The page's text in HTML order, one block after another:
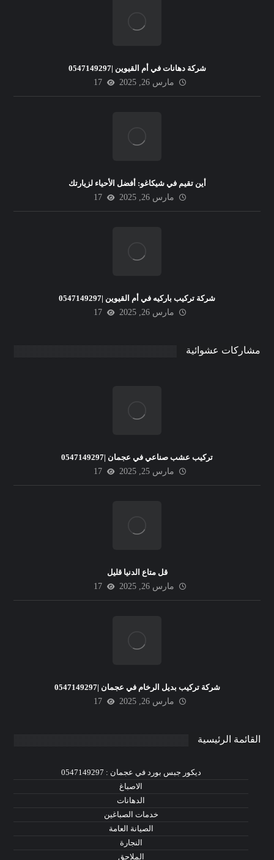
شركة دهانات في أم القيوين |0547149297
مارس 26, 2025
17
أين تقيم في شيكاغو: أفضل الأحياء لزيارتك
مارس 26, 2025
17
شركة تركيب باركيه في أم القيوين |0547149297
مارس 26, 2025
17
مشاركات عشوائية
تركيب عشب صناعي في عجمان |0547149297
مارس 25, 2025
17
قل متاع الدنيا قليل
مارس 26, 2025
17
شركة تركيب بديل الرخام في عجمان |0547149297
مارس 26, 2025
17
القائمة الرئيسية
ديكور جبس بورد في عجمان : 0547149297
الاصباغ
الدهانات
خدمات الصباغين
الصيانة العامة
النجارة
الملاحق